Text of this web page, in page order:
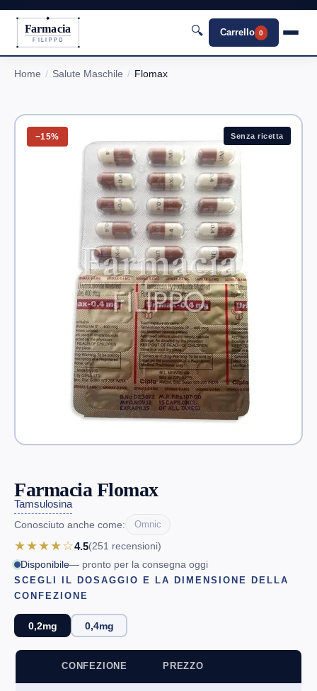
Farmacia
FILIPPO
🔍 Carrello 0
Home Salute Maschile Flomax
−15% Senza ricetta
Farmacia Flomax
Tamsulosina
Conosciuto anche come: Omnic
★★★★☆4.5(251 recensioni)
Disponibile— pronto per la consegna oggi
SCEGLI IL DOSAGGIO E LA DIMENSIONE DELLA
CONFEZIONE
0,2mg 0,4mg
CONFEZIONE PREZZO